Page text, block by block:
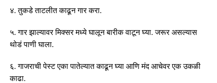
४.तुकडे ताटलीत काढून गार करा.
५.गार झाल्यावर मिक्सर मध्ये घालून बारीक वाटून घ्या.जरूर असल्यास
थोडं पाणी घाला.
६.गाजराची पेस्ट एका पातेल्यात काढून घ्या आणि मंद आचेवर एक उकळी
काढा.